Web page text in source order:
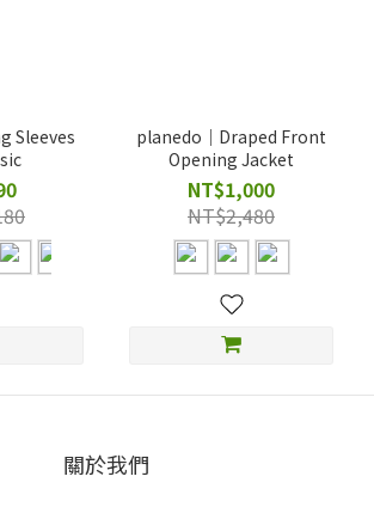
Sleeves
planedo｜Draped Front
Opening Jacket
NT$1,000
NT$2,480
關於我們